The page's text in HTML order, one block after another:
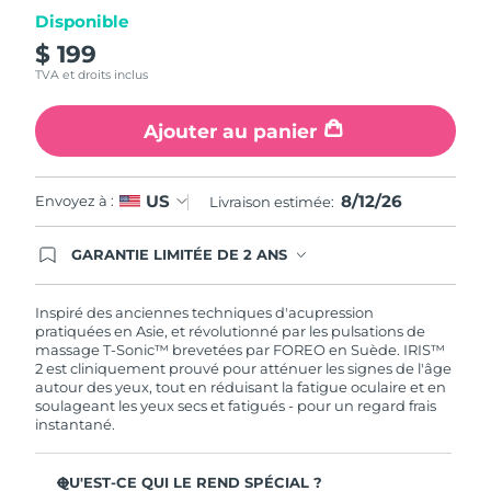
page.
Disponible
$ 199
TVA et droits inclus
Ajouter au panier
Envoyez à : US Livraison estimée: 8/12/26
GARANTIE LIMITÉE DE 2 ANS
FOREO. Cela signifie que si vous rencontrez des
problèmes avec votre appareil pendant les 2 ans
de garantie limitée, FOREO vous remplace ce
dernier gratuitement.
Inspiré des anciennes techniques d'acupression
pratiquées en Asie, et révolutionné par les pulsations de
massage T-Sonic™ brevetées par FOREO en Suède. IRIS™
2 est cliniquement prouvé pour atténuer les signes de l'âge
autour des yeux, tout en réduisant la fatigue oculaire et en
soulageant les yeux secs et fatigués - pour un regard frais
instantané.
QU'EST-CE QUI LE REND SPÉCIAL ?
Turquie
Royaume-Uni Livraison estimée 8/11/26
États-Unis Livraison estimée
Ouzbékistan Livraison estimée